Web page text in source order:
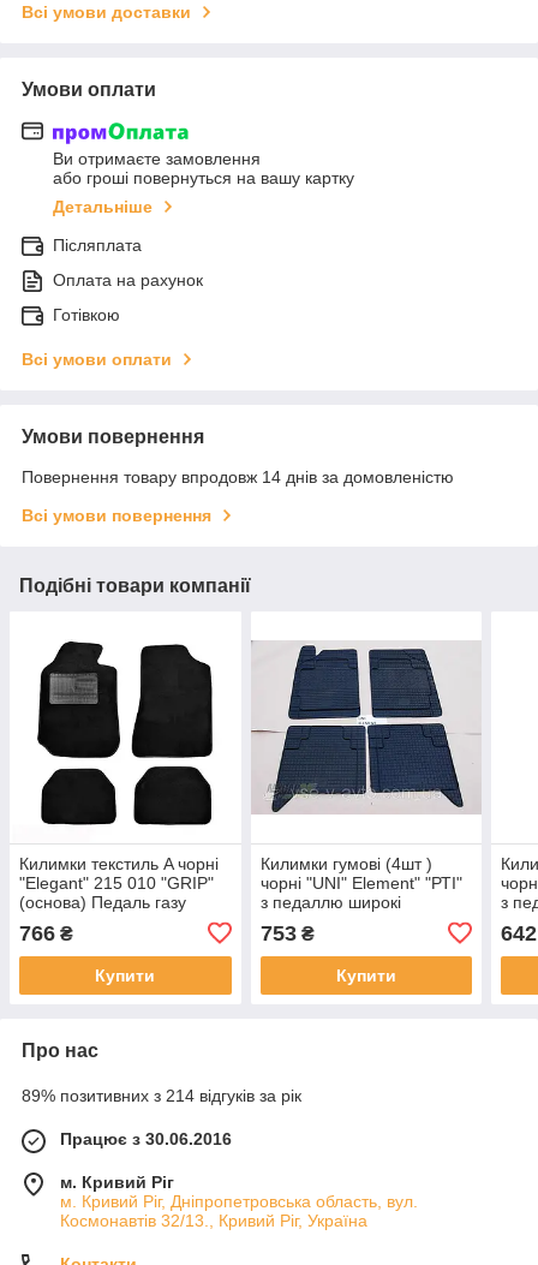
Всі умови доставки
Умови оплати
Ви отримаєте замовлення
або гроші повернуться на вашу картку
Детальніше
Післяплата
Оплата на рахунок
Готівкою
Всі умови оплати
Умови повернення
Повернення товару впродовж 14 днів за домовленістю
Всі умови повернення
Подібні товари компанії
Килимки текстиль A чорні
"Elegant" 215 010 "GRIP"
(основа) Педаль газу
766 ₴
Купити
Килимки гумові (4шт )
чорні "UNI" Element" "РТІ"
з педаллю широкі
753₴
Купити
з
642
Про нас
89% позитивних з 214 відгуків за рік
Працює з 30.06.2016
м. Кривий Ріг
м. Кривий Ріг, Дніпропетровська область, вул.
Космонавтів 32/13., Кривий Ріг, Україна